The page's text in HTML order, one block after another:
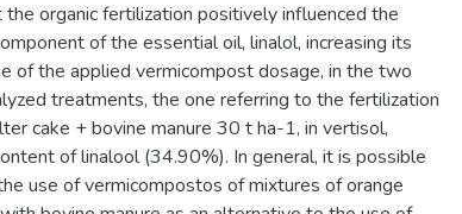
organic fertilization positively influenced the
of the essential oil, linalol, increasing its
of the applied vermicompost dosage, in the two
treatments, the one referring to the fertilization
cake + bovine manure 30 t ha-1, in vertisol,
of linalool (34.90%). In general, it is possible
use of vermicompostos of mixtures of orange